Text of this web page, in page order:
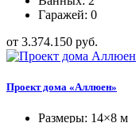
Гаражей: 0
от 3.374.150 руб.
Проект дома «Аллюен»
Размеры: 14×8 м